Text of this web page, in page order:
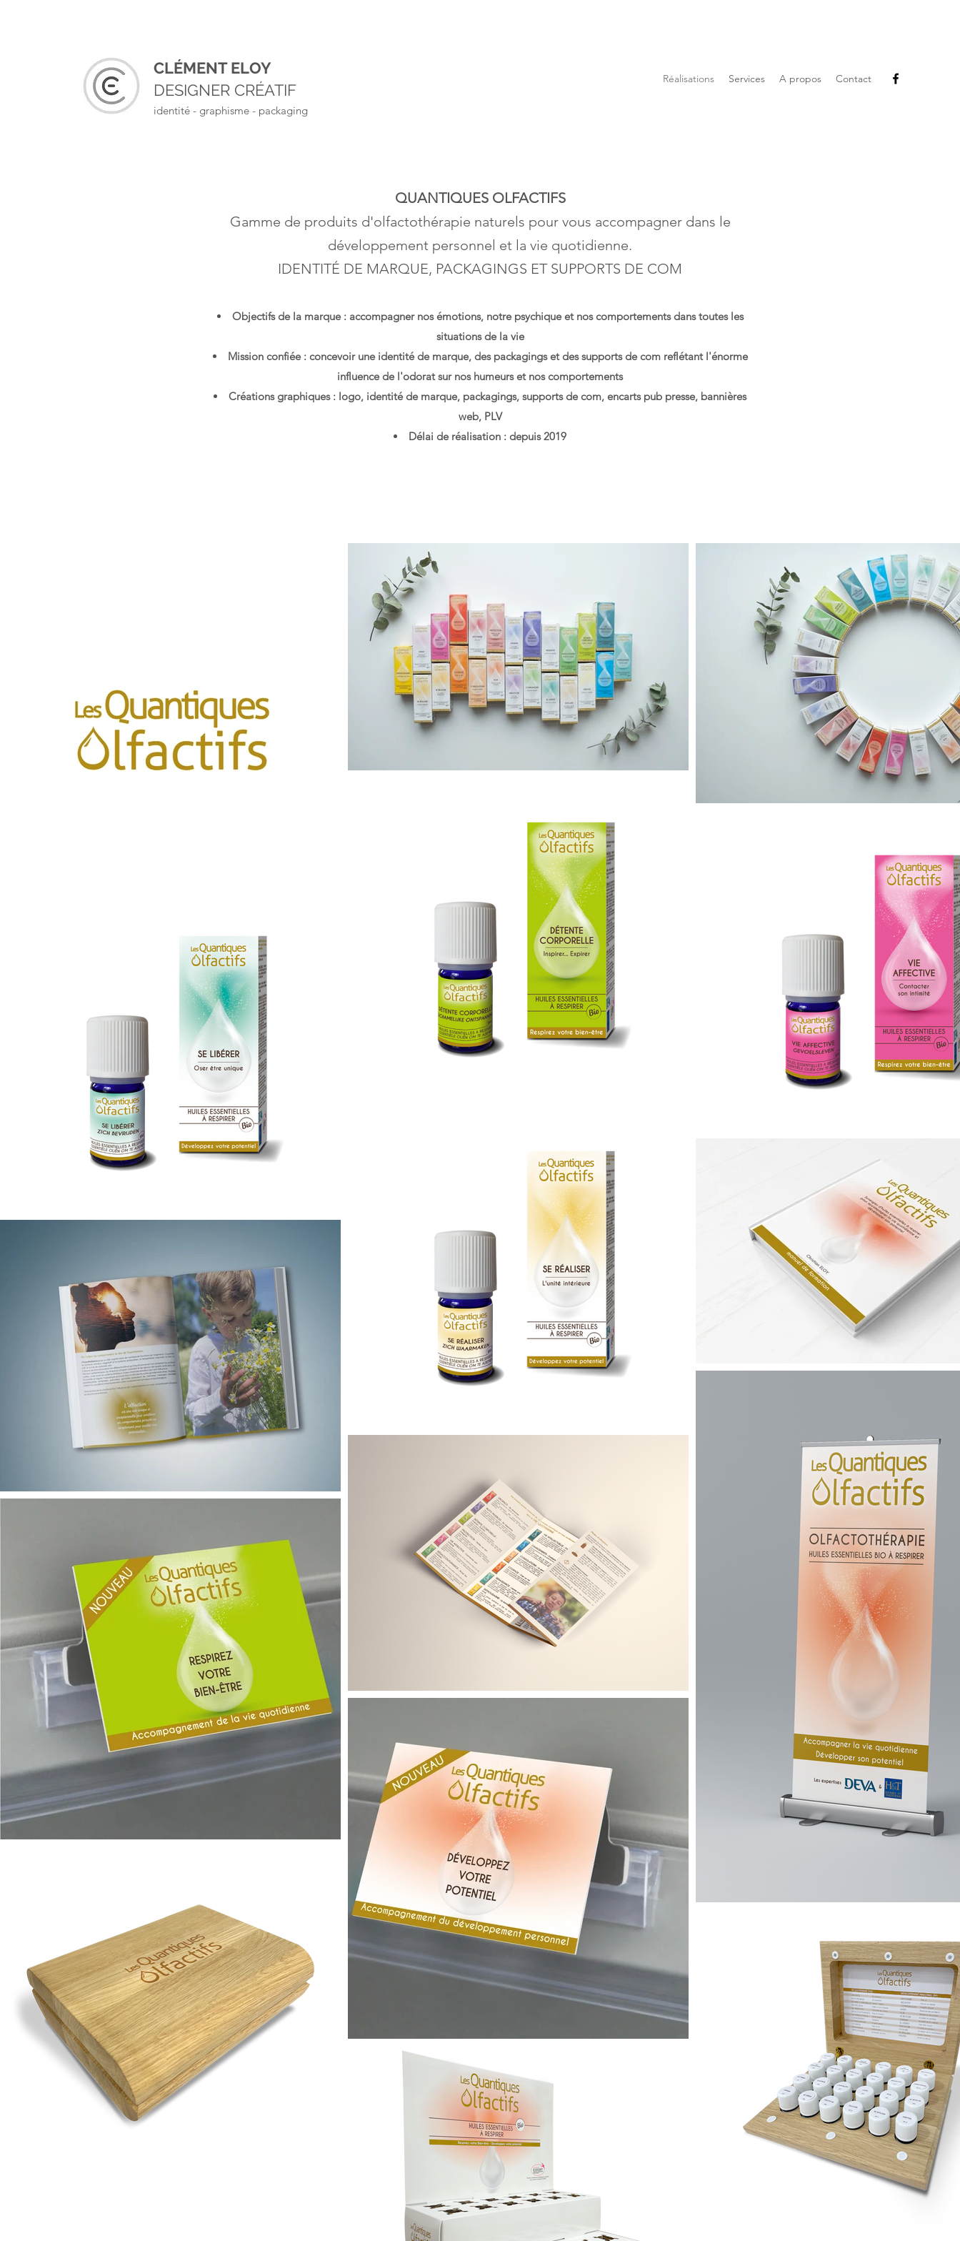
CLÉMENT ELOY
DESIGNER CRÉATIF
identité - graphisme - packaging
Réalisations Services A propos Contact
QUANTIQUES OLFACTIFS
Gamme de produits d'olfactothérapie naturels pour vous accompagner dans le
développement personnel et la vie quotidienne.
IDENTITÉ DE MARQUE, PACKAGINGS ET SUPPORTS DE COM
Objectifs de la marque : accompagner nos émotions, notre psychique et nos comportements dans toutes les
situations de la vie
Mission confiée : concevoir une identité de marque, des packagings et des supports de com reflétant l'énorme
influence de l'odorat sur nos humeurs et nos comportements
Créations graphiques : logo, identité de marque, packagings, supports de com, encarts pub presse, bannières
web, PLV
Délai de réalisation : depuis 2019